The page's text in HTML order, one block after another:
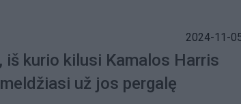
2024-11-
iš kurio kilusi Kamalos Harris
už jos pergalę